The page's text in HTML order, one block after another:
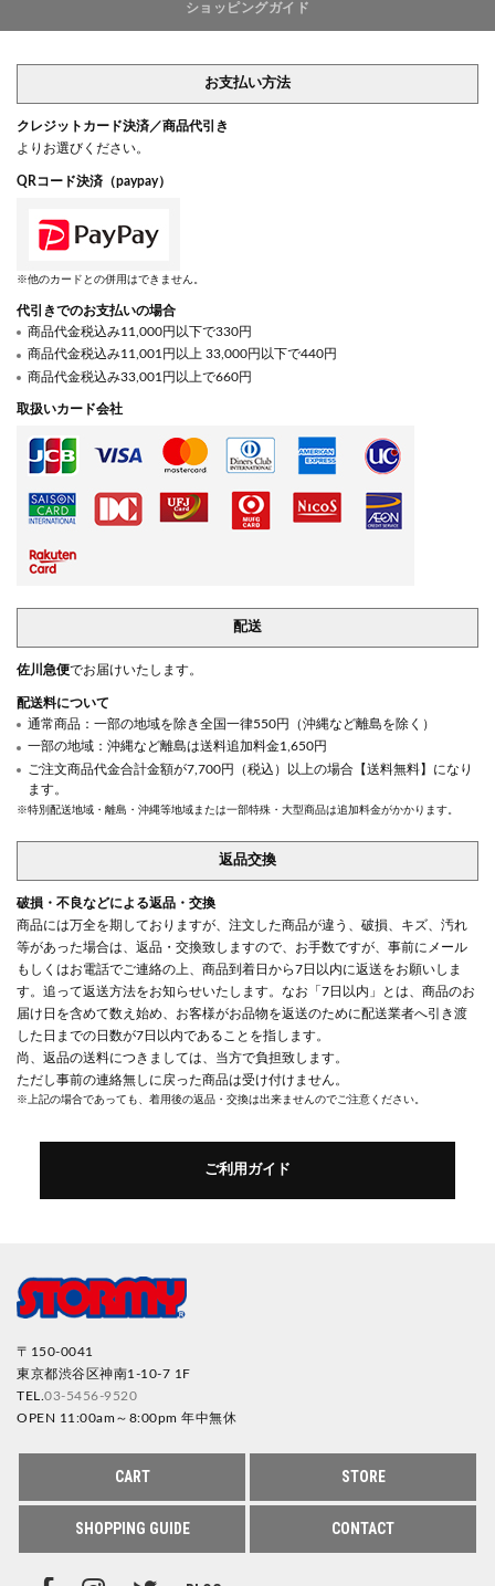
ショッピングガイド
お支払い方法
クレジットカード決済／商品代引き
よりお選びください。
QRコード決済（paypay）
※他のカードとの併用はできません。
代引きでのお支払いの場合
商品代金税込み11,000円以下で330円
商品代金税込み11,001円以上 33,000円以下で440円
商品代金税込み33,001円以上で660円
取扱いカード会社
配送
佐川急便でお届けいたします。
配送料について
通常商品：一部の地域を除き全国一律550円（沖縄など離島を除く）
一部の地域：沖縄など離島は送料追加料金1,650円
ご注文商品代金合計金額が7,700円（税込）以上の場合【送料無料】になり
ます。
※特別配送地域・離島・沖縄等地域または一部特殊・大型商品は追加料金がかかります。
返品交換
破損・不良などによる返品・交換
商品には万全を期しておりますが、注文した商品が違う、破損、キズ、汚れ
等があった場合は、返品・交換致しますので、お手数ですが、事前にメール
もしくはお電話でご連絡の上、商品到着日から7日以内に返送をお願いしま
す。追って返送方法をお知らせいたします。なお「7日以内」とは、商品のお
届け日を含めて数え始め、お客様がお品物を返送のために配送業者へ引き渡
した日までの日数が7日以内であることを指します。
尚、返品の送料につきましては、当方で負担致します。
ただし事前の連絡無しに戻った商品は受け付けません。
※上記の場合であっても、着用後の返品・交換は出来ませんのでご注意ください。
ご利用ガイド
〒150-0041
東京都渋谷区神南1-10-7 1F
TEL. 03-5456-9520
OPEN 11:00am～8:00pm 年中無休
CART STORE
SHOPPING GUIDE CONTACT